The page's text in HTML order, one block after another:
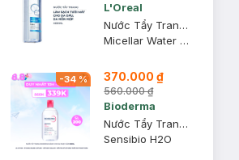
L'Oreal
Nước Tẩy Trang L'Oreal Tươi Mát Cho Da Dầu, Hỗn Hợp 400ml
Micellar Water 3-in-1 Refreshing Even For Sensitive Skin
-34% 370.000 ₫
560.000 ₫
Bioderma
Nước Tẩy Trang Bioderma Dành Cho Da Nhạy Cảm 500ml
Sensibio H2O